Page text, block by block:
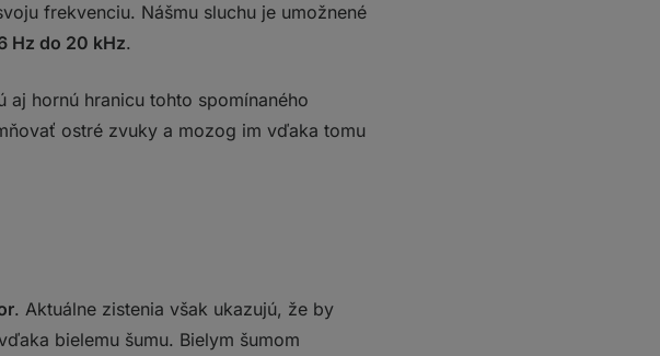
frekvenciu. Nášmu sluchu je umožnené
Hz do 20 kHz.
aj hornú hranicu tohto spomínaného
ostré zvuky a mozog im vďaka tomu
. Aktuálne zistenia však ukazujú, že by
bielemu šumu. Bielym šumom